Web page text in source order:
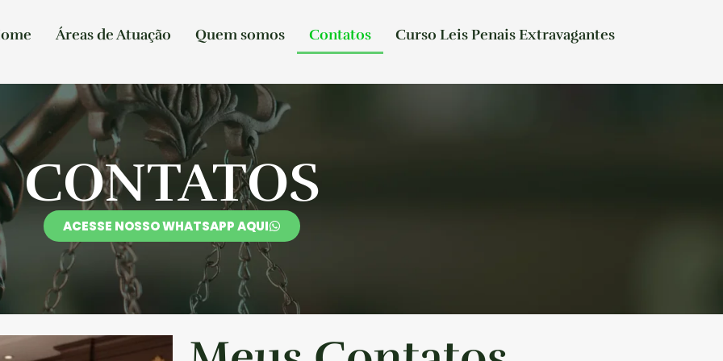
Áreas de Atuação Quem somos Contatos Curso Leis Penais Extravagantes
CONTATOS
ACESSE NOSSO WHATSAPP AQUI